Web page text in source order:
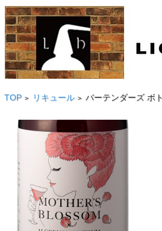
TOP > リキュール > バーテンダーズ ボ